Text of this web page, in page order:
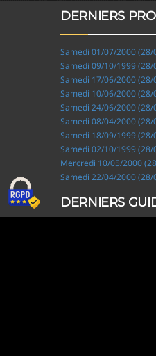
DERNIERS
Samedi 01/07/2000 (28/
Samedi 09/10/1999 (28/
Samedi 17/06/2000 (28/
Samedi 10/06/2000 (28/
Samedi 24/06/2000 (28/
Samedi 08/04/2000 (28/
Samedi 18/09/1999 (28/
Samedi 02/10/1999 (28/
Mercredi 10/05/2000
Samedi 22/04/2000 (28/
DERNIERS